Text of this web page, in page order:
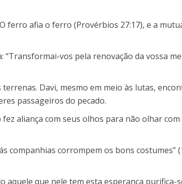
ferro afia o ferro (Provérbios 27:17), e a
vos pela renovação da vossa
Davi, mesmo em meio às lutas,
passageiros do pecado.
aliança com seus olhos para não olhar com
companhias corrompem os bons costumes”
que nele tem esta esperança purifica-